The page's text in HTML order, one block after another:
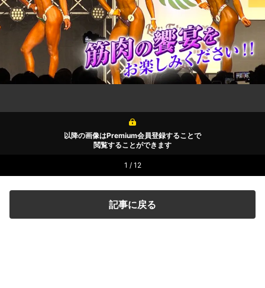
以降の画像はPremium会員登録することで
閲覧することができます
1 / 12
記事に戻る